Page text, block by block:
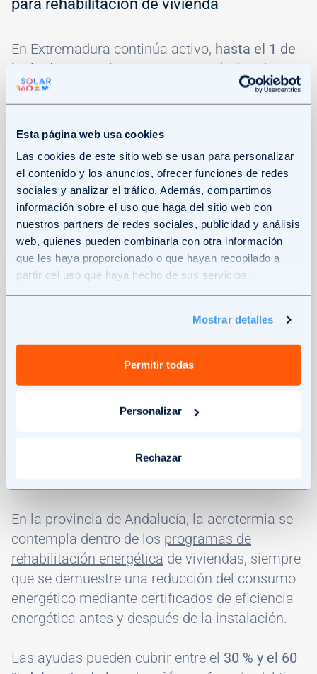
Esta página web usa cookies
Las cookies de este sitio web se usan para personalizar
el contenido y los anuncios, ofrecer funciones de redes
sociales y analizar el tráfico. Además, compartimos
información sobre el uso que haga del sitio web con
nuestros partners de redes sociales, publicidad y análisis
web, quienes pueden combinarla con otra información
que les haya proporcionado o que hayan recopilado a
partir del uso que haya hecho de sus servicios.
Mostrar detalles
Permitir todas
Personalizar
Rechazar
para rehabilitación de vivienda
En Extremadura continúa activo, hasta el 1 de
junio de 2026 , el programa autonómico de
rehabilitación energética de viviendas, que
incluye la instalación de sistemas de
aerotermia como actuación subvencionable:
Subvención del 50 % del presupuesto
protegido.
Límite máximo de 14.000 € para viviendas
unifamiliares.
Estas ayudas cubren un porcentaje
exentas de tributar en el IRPF.
Andalucía y las Subvenciones para
En la provincia de Andalucía, la aerotermia se
contempla dentro de los programas de
rehabilitación energética de viviendas, siempre
que se demuestre una reducción del consumo
energético mediante certificados de eficiencia
energética antes y después de la instalación.
Las ayudas pueden cubrir entre el 30 % y el 60